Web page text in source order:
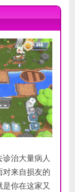
560 /
/ Intel UHD
可用空间
650 /
可用空间
治大量病人
来自损友的
你在这家又